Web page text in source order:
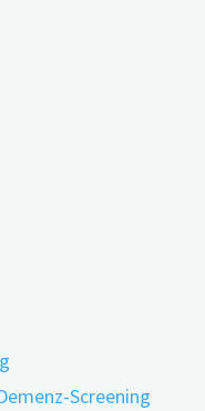
Screening
die Demenz-